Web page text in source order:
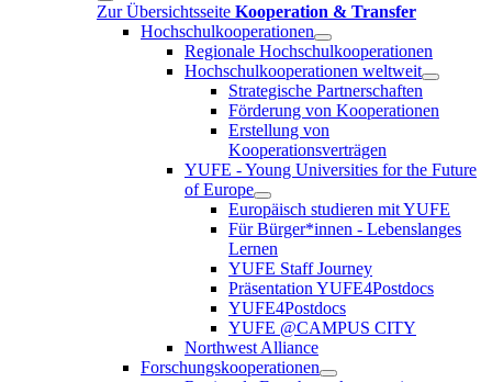
Zur Übersichtsseite Kooperation & Transfer
Hochschulkooperationen
Regionale Hochschulkooperationen
Hochschulkooperationen weltweit
Strategische Partnerschaften
Förderung von Kooperationen
Erstellung von
Kooperationsverträgen
YUFE - Young Universities for the Future
of Europe
Europäisch studieren mit YUFE
Für Bürger*innen - Lebenslanges
Lernen
YUFE Staff Journey
Präsentation YUFE4Postdocs
YUFE4Postdocs
YUFE @CAMPUS CITY
Northwest Alliance
Forschungskooperationen